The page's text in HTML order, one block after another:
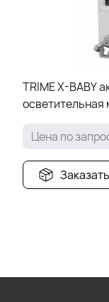
TRIME X-BABY
осветительная
Цена по
Заказать